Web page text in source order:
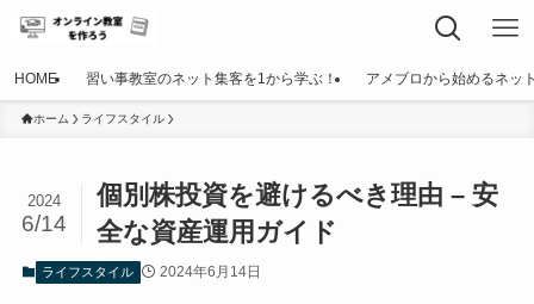
HOME 習い事教室のネット集客を1から学ぶ！ アメブロから始めるネッ
ホーム ライフスタイル
個別株投資を避けるべき理由 – 安
全な資産運用ガイド
2024
6/14
ライフスタイル 2024年6月14日